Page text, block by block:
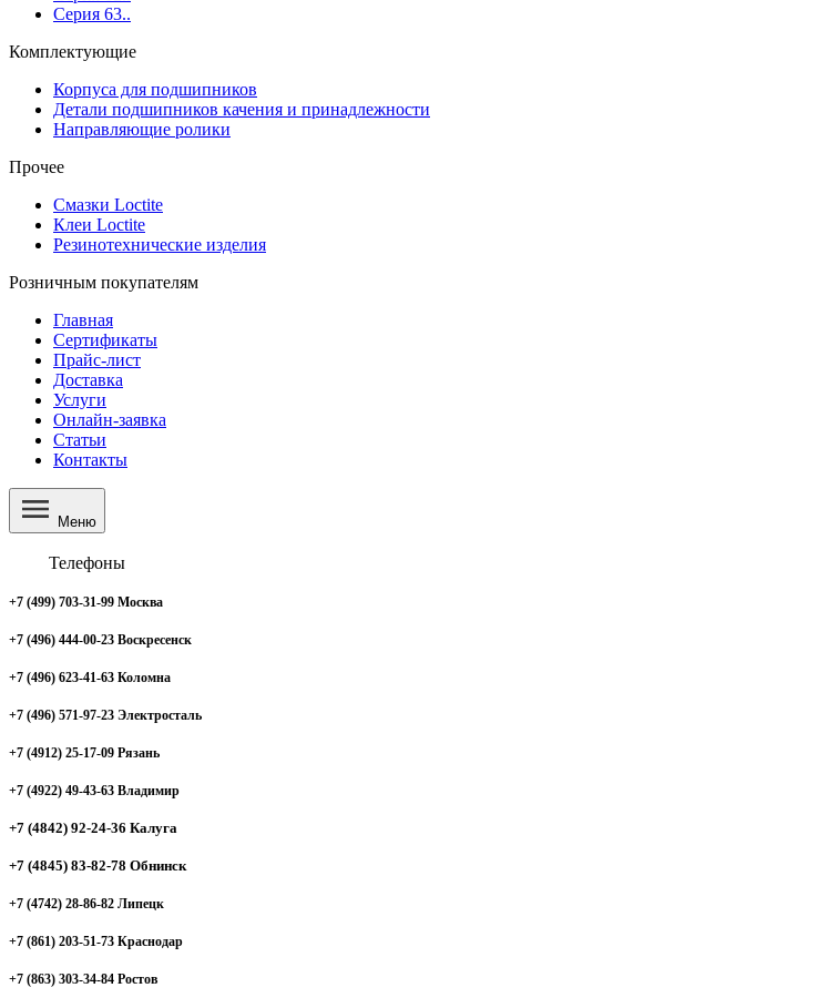
Серия 63..
Комплектующие
Корпуса для подшипников
Детали подшипников качения и принадлежности
Направляющие ролики
Прочее
Смазки Loctite
Клеи Loctite
Резинотехнические изделия
Розничным покупателям
Главная
Сертификаты
Прайс-лист
Доставка
Услуги
Онлайн-заявка
Статьи
Контакты
Меню
Телефоны
+7 (499) 703-31-99 Москва
+7 (496) 444-00-23 Воскресенск
+7 (496) 623-41-63 Коломна
+7 (496) 571-97-23 Электросталь
+7 (4912) 25-17-09 Рязань
+7 (4922) 49-43-63 Владимир
+7 (4842) 92-24-36 Калуга
+7 (4845) 83-82-78 Обнинск
+7 (4742) 28-86-82 Липецк
+7 (861) 203-51-73 Краснодар
+7 (863) 303-34-84 Ростов